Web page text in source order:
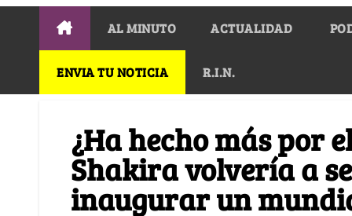
AL MINUTO ACTUALIDAD
ENVIA TU NOTICIA R.I.N.
¿Ha hecho más por
Shakira volvería a
inaugurar un